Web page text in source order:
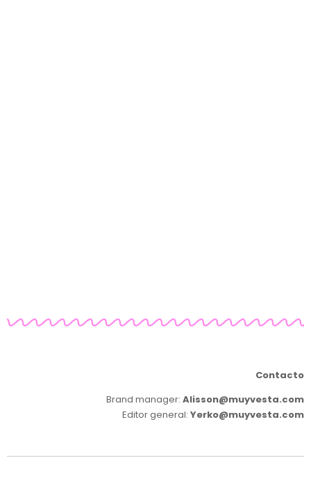
Contacto
Brand manager: Alisson@muyvesta.com
Editor general: Yerko@muyvesta.com